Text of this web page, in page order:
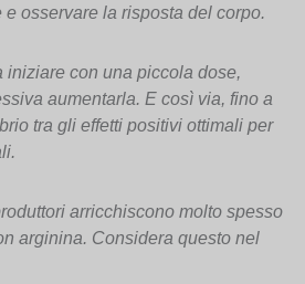
osservare la risposta del corpo.
iniziare con una piccola dose,
aumentarla. E così via, fino a
tra gli effetti positivi ottimali per
arricchiscono molto spesso
arginina. Considera questo nel